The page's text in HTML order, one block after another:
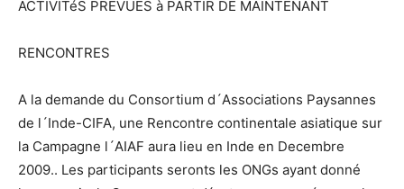
ACTIVITéS PREVUES à PARTIR DE MAINTENANT
RENCONTRES
A la demande du Consortium d´Associations Paysannes
de l´Inde-CIFA, une Rencontre continentale asiatique sur
la Campagne l´AIAF aura lieu en Inde en Decembre
2009.. Les participants seronts les ONGs ayant donné